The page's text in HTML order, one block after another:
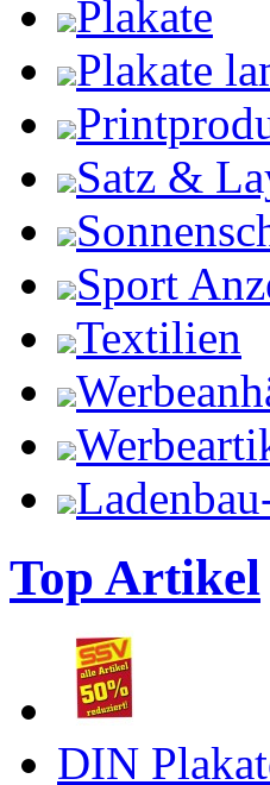
Plakate
Plakate
Satz &
Sport
Textilien
Top Artikel
DIN